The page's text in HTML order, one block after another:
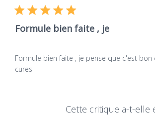
Formule bien faite , je
Formule bien faite , je pense que c'est bon
cures
Cette critique a-t-elle